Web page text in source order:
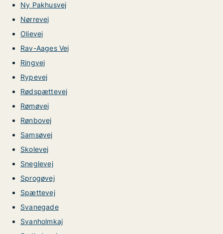
Ny Pakhusvej
Nørrevej
Olievej
Rav-Aages Vej
Ringvej
Rypevej
Rødspættevej
Rømøvej
Rønbovej
Samsøvej
Skolevej
Sneglevej
Sprogøvej
Spættevej
Svanegade
Svanholmkaj